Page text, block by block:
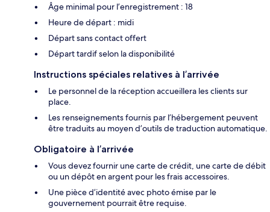
Âge minimal pour l’enregistrement : 18
Heure de départ : midi
Départ sans contact offert
Départ tardif selon la disponibilité
Instructions spéciales relatives à l’arrivée
Le personnel de la réception accueillera les clients sur
place.
Les renseignements fournis par l’hébergement peuvent
être traduits au moyen d’outils de traduction automatique.
Obligatoire à l’arrivée
Vous devez fournir une carte de crédit, une carte de débit
ou un dépôt en argent pour les frais accessoires.
Une pièce d’identité avec photo émise par le
gouvernement pourrait être requise.